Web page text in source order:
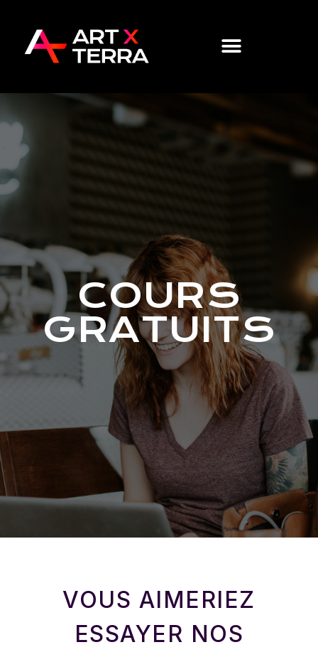
COURS
GRATUITS
VOUS AIMERIEZ
ESSAYER NOS